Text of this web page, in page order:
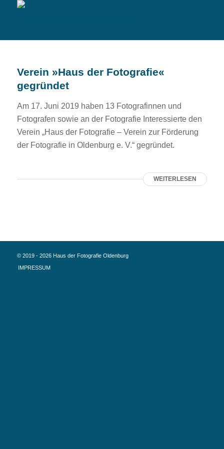
Verein »Haus der Fotografie«
gegründet
Am 17. Juni 2019 haben 13 Fotografinnen und
Fotografen sowie an der Fotografie Interessierte den
Verein „Haus der Fotografie – Verein zur Förderung
der Fotografie in Oldenburg e. V.“ gegründet.
WEITERLESEN
© 2019 - 2026 Haus der Fotografie Oldenburg
IMPRESSUM